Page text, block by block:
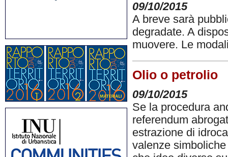
09/10/2015
A breve sarà
degradate. A
muovere. Le
Olio o petrolio
09/10/2015
Se la procedura
referendum
estrazione di
valenze